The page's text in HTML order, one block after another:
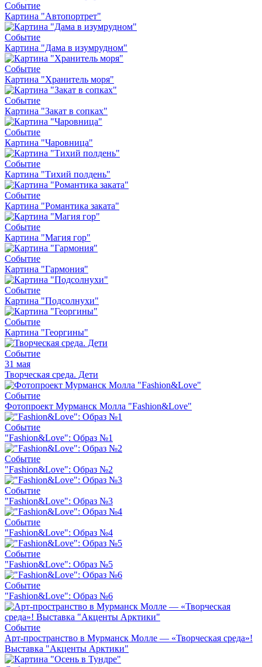
Событие
Картина "Автопортрет"
Событие
Картина "Дама в изумрудном"
Событие
Картина "Хранитель моря"
Событие
Картина "Закат в сопках"
Событие
Картина "Чаровница"
Событие
Картина "Тихий полдень"
Событие
Картина "Романтика заката"
Событие
Картина "Магия гор"
Событие
Картина "Гармония"
Событие
Картина "Подсолнухи"
Событие
Картина "Георгины"
Событие
31 мая
Творческая среда. Дети
Событие
Фотопроект Мурманск Молла "Fashion&Love"
Событие
"Fashion&Love": Образ №1
Событие
"Fashion&Love": Образ №2
Событие
"Fashion&Love": Образ №3
Событие
"Fashion&Love": Образ №4
Событие
"Fashion&Love": Образ №5
Событие
"Fashion&Love": Образ №6
Событие
Арт-пространство в Мурманск Молле — «Творческая среда»!
Выставка "Акценты Арктики"